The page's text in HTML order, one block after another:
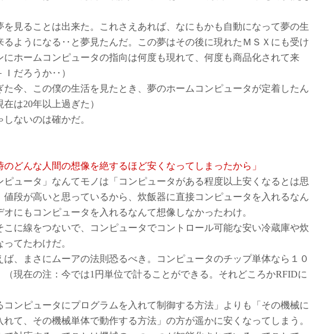
見ることは出来た。これさえあれば、なにもかも自動になって夢の生
ようになる‥と夢見たんだ。この夢はその後に現れたＭＳＸにも受け
ホームコンピュータの指向は何度も現れて、何度も商品化されて来
Ｉだろうか‥）
今、この僕の生活を見たとき、夢のホームコンピュータが定着したん
は20年以上過ぎた ）
ないのは確かだ。
どんな人間の想像を絶するほど安くなってしまったから」
ュータ」なんてモノは「コンピュータがある程度以上安くなるとは思
段が高いと思っているから、炊飯器に直接コンピュータを入れるなん
にもコンピュータを入れるなんて想像しなかったわけ。
に線をつないで、コンピュータでコントロール可能な安い冷蔵庫や炊
てたわけだ。
、まさにムーアの法則恐るべき。コンピュータのチップ単体なら１０
（現在の注：今では1円単位で計ることができる。それどころかRFIDに
ンピュータにプログラムを入れて制御する方法」よりも「その機械に
て、その機械単体で動作する方法」の方が遥かに安くなってしまう。